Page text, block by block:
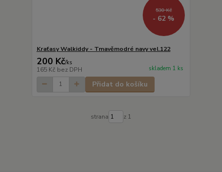
530 Kč
- 62 %
Kraťasy Walkiddy - Tmavěmodré navy vel.122
200 Kč/ks
165 Kč bez DPH skladem 1 ks
Přidat do košíku
strana z 1